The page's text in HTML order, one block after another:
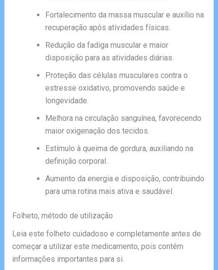
Fortalecimento da massa muscular e auxílio na
recuperação após atividades físicas.
Redução da fadiga muscular e maior
disposição para as atividades diárias.
Proteção das células musculares contra o
estresse oxidativo, promovendo saúde e
longevidade.
Melhora na circulação sanguínea, favorecendo
maior oxigenação dos tecidos.
Estímulo à queima de gordura, auxiliando na
definição corporal.
Aumento da energia e disposição, contribuindo
para uma rotina mais ativa e saudável.
Folheto, método de utilização
Leia este folheto cuidadoso e completamente antes de
começar a utilizar este medicamento, pois contém
informações importantes para si.